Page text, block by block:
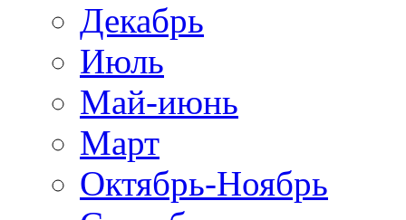
Декабрь
Июль
Май-июнь
Март
Октябрь-Ноябрь